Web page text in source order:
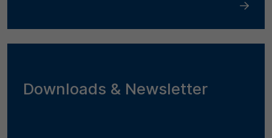
Downloads & Newsletter